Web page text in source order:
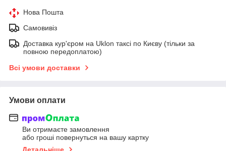
Нова Пошта
Самовивіз
Доставка кур'єром на Uklon таксі по Києву (тільки за
повною передоплатою)
Всі умови доставки
Умови оплати
Ви отримаєте замовлення
або гроші повернуться на вашу картку